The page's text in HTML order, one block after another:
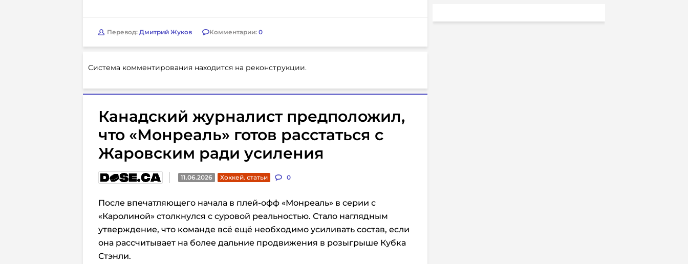
Перевод: Дмитрий Жуков Комментарии: 0
Система комментирования находится на реконструкции.
Канадский журналист предположил,
что «Монреаль» готов расстаться с
Жаровским ради усиления
11.06.2026 Хоккей. статьи 0
После впечатляющего начала в плей-офф «Монреаль» в серии с
«Каролиной» столкнулся с суровой реальностью. Стало наглядным
утверждение, что команде всё ещё необходимо усиливать состав, если
она рассчитывает на более дальние продвижения в розыгрыше Кубка
Стэнли.